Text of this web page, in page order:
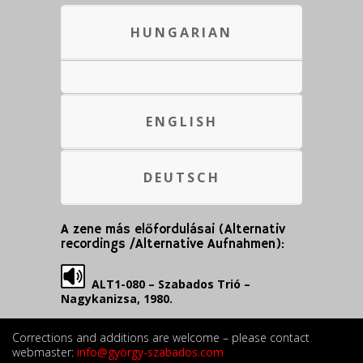
HUNGARIAN
ENGLISH
DEUTSCH
A zene más előfordulásai (Alternativ
recordings /Alternative Aufnahmen):
ALT1-080 – Szabados Trió –
Nagykanizsa, 1980.
Corrections and additions are welcome – please contact
webmaster: info@györgy-szabados.com